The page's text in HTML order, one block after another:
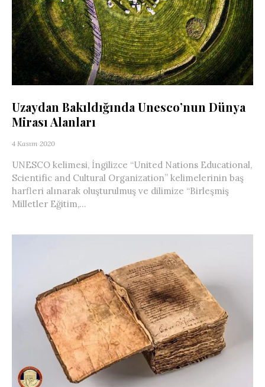
Uzaydan Bakıldığında Unesco’nun Dünya
Mirası Alanları
4 Kasım 2020
UNESCO kelimesi, İngilizce “United Nations Educational,
Scientific and Cultural Organization” kelimelerinin baş
harfleri alınarak oluşturulmuş ve dilimize “Birleşmiş
Milletler Eğitim,...